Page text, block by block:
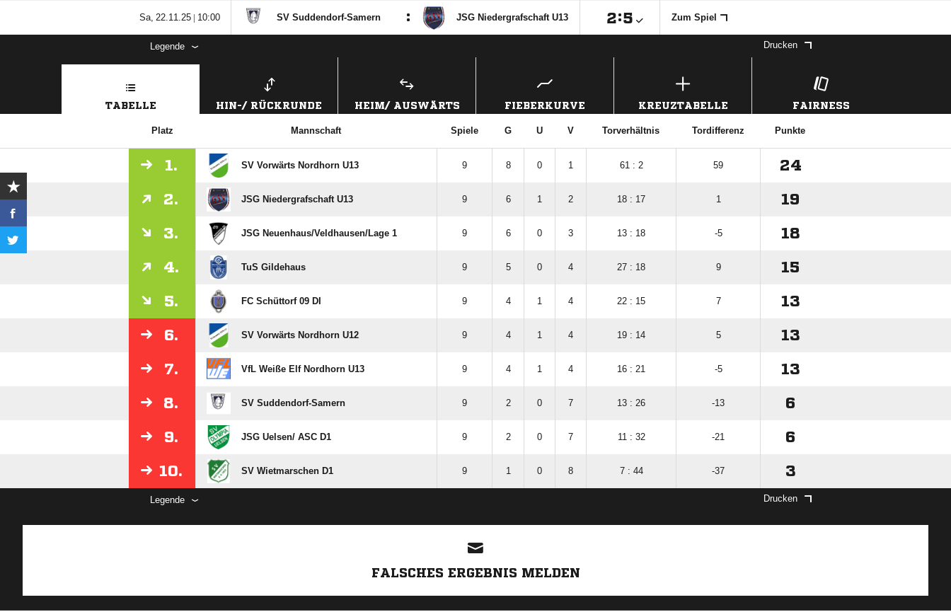
  |  SV Suddendorf-Samern : JSG Niedergrafschaft U13 : Zum Spiel
Legende Drucken
TABELLE HIN-/ RÜCKRUNDE HEIM/ AUSWÄRTS FIEBERKURVE KREUZTABELLE FAIRNESS
Platz Mannschaft Spiele G U V Torverhältnis Tordifferenz Punkte
1. SV Vorwärts Nordhorn U13 9 8 0 1 61 : 2 59 24
2. JSG Niedergrafschaft U13 9 6 1 2 18 : 17 1 19
3. JSG Neuenhaus/​Veldhausen/​Lage 1 9 6 0 3 13 : 18 -5 18
4. TuS Gildehaus 9 5 0 4 27 : 18 9 15
5. FC Schüttorf 09 DI 9 4 1 4 22 : 15 7 13
6. SV Vorwärts Nordhorn U12 9 4 1 4 19 : 14 5 13
7. VfL Weiße Elf Nordhorn U13 9 4 1 4 16 : 21 -5 13
8. SV Suddendorf-Samern 9 2 0 7 13 : 26 -13 6
9. JSG Uelsen/​ ASC D1 9 2 0 7 11 : 32 -21 6
10. SV Wietmarschen D1 9 1 0 8 7 : 44 -37 3
Legende Drucken
FALSCHES ERGEBNIS MELDEN